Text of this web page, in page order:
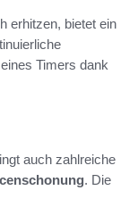
erhitzen, bietet ein
Timers dank
auch zahlreiche
. Die